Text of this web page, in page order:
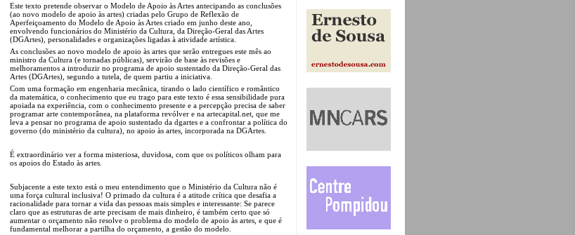
Este texto pretende observar o Modelo de Apoio às Artes antecipando as conclusões
(ao novo modelo de apoio às artes) criadas pelo Grupo de Reflexão de
Aperfeiçoamento do Modelo de Apoio às Artes criado em junho deste ano,
envolvendo funcionários do Ministério da Cultura, da Direção-Geral das Artes
(DGArtes), personalidades e organizações ligadas à atividade artística.
As conclusões ao novo modelo de apoio às artes que serão entregues este mês ao
ministro da Cultura (e tornadas públicas), servirão de base às revisões e
melhoramentos a introduzir no programa de apoio sustentado da Direção-Geral das
Artes (DGArtes), segundo a tutela, de quem partiu a iniciativa.
Com uma formação em engenharia mecânica, tirando o lado científico e romântico
da matemática, o conhecimento que eu trago para este texto é essa sensibilidade pura
apoiada na experiência, com o conhecimento presente e a percepção precisa de saber
programar arte contemporânea, na plataforma revólver e na artecapital.net, que me
leva a pensar no programa de apoio sustentado da dgartes e a confrontar a política do
governo (do ministério da cultura), no apoio às artes, incorporada na DGArtes.
É extraordinário ver a forma misteriosa, duvidosa, com que os políticos olham para
os apoios do Estado às artes.
Subjacente a este texto está o meu entendimento que o Ministério da Cultura não é
uma força cultural inclusiva! O primado da cultura é a atitude crítica que desafia a
racionalidade para tornar a vida das pessoas mais simples e interessante: Se parece
claro que as estruturas de arte precisam de mais dinheiro, é também certo que só
aumentar o orçamento não resolve o problema do modelo de apoio às artes, e que é
fundamental melhorar a partilha do orçamento, a gestão do modelo.